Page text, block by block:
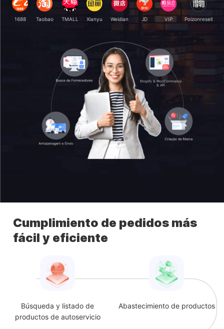
1688 Taobao TMALL Xianyu Weidian JD VIP Poizonresell
Cumplimiento de pedidos más
fácil y eficiente
Búsqueda y listado de
productos de autoservicio
Abastecimiento de productos